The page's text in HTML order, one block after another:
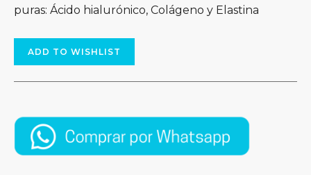
puras: Ácido hialurónico, Colágeno y Elastina
ADD TO WISHLIST